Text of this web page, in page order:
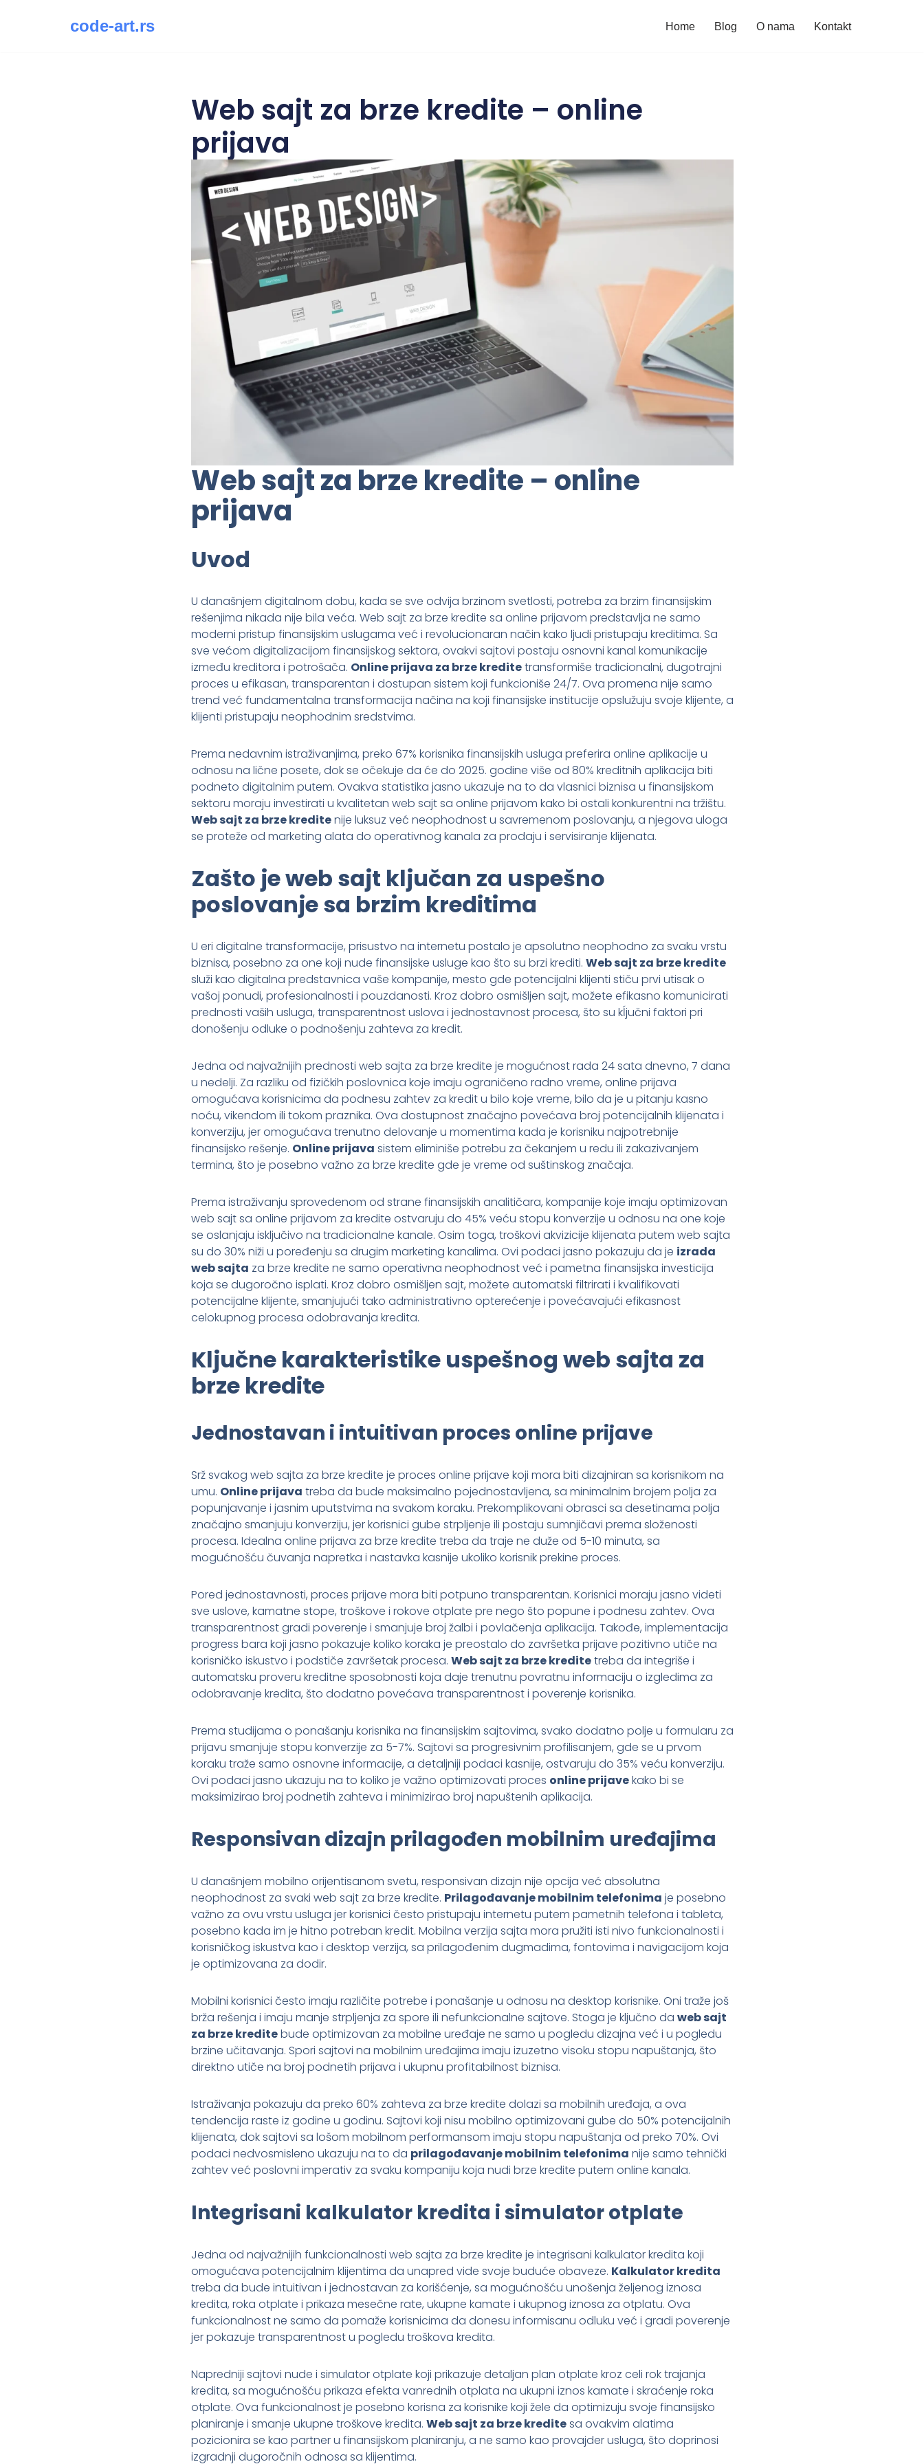
code-art.rs Home Blog O nama Kontakt
Web sajt za brze kredite – online
prijava
Web sajt za brze kredite – online
prijava
Uvod
U današnjem digitalnom dobu, kada se sve odvija brzinom svetlosti, potreba za brzim finansijskim
rešenjima nikada nije bila veća. Web sajt za brze kredite sa online prijavom predstavlja ne samo
moderni pristup finansijskim uslugama već i revolucionaran način kako ljudi pristupaju kreditima. Sa
sve većom digitalizacijom finansijskog sektora, ovakvi sajtovi postaju osnovni kanal komunikacije
između kreditora i potrošača. Online prijava za brze kreditetransformiše tradicionalni, dugotrajni
proces u efikasan, transparentan i dostupan sistem koji funkcioniše 24/7. Ova promena nije samo
trend već fundamentalna transformacija načina na koji finansijske institucije opslužuju svoje klijente, a
klijenti pristupaju neophodnim sredstvima.
Prema nedavnim istraživanjima, preko 67% korisnika finansijskih usluga preferira online aplikacije u
odnosu na lične posete, dok se očekuje da će do 2025. godine više od 80% kreditnih aplikacija biti
podneto digitalnim putem. Ovakva statistika jasno ukazuje na to da vlasnici biznisa u finansijskom
sektoru moraju investirati u kvalitetan web sajt sa online prijavom kako bi ostali konkurentni na tržištu.
Web sajt za brze kreditenije luksuz već neophodnost u savremenom poslovanju, a njegova uloga
se proteže od marketing alata do operativnog kanala za prodaju i servisiranje klijenata.
Zašto je web sajt ključan za uspešno
poslovanje sa brzim kreditima
U eri digitalne transformacije, prisustvo na internetu postalo je apsolutno neophodno za svaku vrstu
biznisa, posebno za one koji nude finansijske usluge kao što su brzi krediti. Web sajt za brze kredite
služi kao digitalna predstavnica vaše kompanije, mesto gde potencijalni klijenti stiču prvi utisak o
vašoj ponudi, profesionalnosti i pouzdanosti. Kroz dobro osmišljen sajt, možete efikasno komunicirati
prednosti vaših usluga, transparentnost uslova i jednostavnost procesa, što su kĺjučni faktori pri
donošenju odluke o podnošenju zahteva za kredit.
Jedna od najvažnijih prednosti web sajta za brze kredite je mogućnost rada 24 sata dnevno, 7 dana
u nedelji. Za razliku od fizičkih poslovnica koje imaju ograničeno radno vreme, online prijava
omogućava korisnicima da podnesu zahtev za kredit u bilo koje vreme, bilo da je u pitanju kasno
noću, vikendom ili tokom praznika. Ova dostupnost značajno povećava broj potencijalnih klijenata i
konverziju, jer omogućava trenutno delovanje u momentima kada je korisniku najpotrebnije
finansijsko rešenje. Online prijava sistem eliminiše potrebu za čekanjem u redu ili zakazivanjem
termina, što je posebno važno za brze kredite gde je vreme od suštinskog značaja.
Prema istraživanju sprovedenom od strane finansijskih analitičara, kompanije koje imaju optimizovan
web sajt sa online prijavom za kredite ostvaruju do 45% veću stopu konverzije u odnosu na one koje
se oslanjaju isključivo na tradicionalne kanale. Osim toga, troškovi akvizicije klijenata putem web sajta
su do 30% niži u poređenju sa drugim marketing kanalima. Ovi podaci jasno pokazuju da je izrada
web sajta za brze kredite ne samo operativna neophodnost već i pametna finansijska investicija
koja se dugoročno isplati. Kroz dobro osmišljen sajt, možete automatski filtrirati i kvalifikovati
potencijalne klijente, smanjujući tako administrativno opterećenje i povećavajući efikasnost
celokupnog procesa odobravanja kredita.
Ključne karakteristike uspešnog web sajta za
brze kredite
Jednostavan i intuitivan proces online prijave
Srž svakog web sajta za brze kredite je proces online prijave koji mora biti dizajniran sa korisnikom na
umu. Online prijava treba da bude maksimalno pojednostavljena, sa minimalnim brojem polja za
popunjavanje i jasnim uputstvima na svakom koraku. Prekomplikovani obrasci sa desetinama polja
značajno smanjuju konverziju, jer korisnici gube strpljenje ili postaju sumnjičavi prema složenosti
procesa. Idealna online prijava za brze kredite treba da traje ne duže od 5-10 minuta, sa
mogućnošću čuvanja napretka i nastavka kasnije ukoliko korisnik prekine proces.
Pored jednostavnosti, proces prijave mora biti potpuno transparentan. Korisnici moraju jasno videti
sve uslove, kamatne stope, troškove i rokove otplate pre nego što popune i podnesu zahtev. Ova
transparentnost gradi poverenje i smanjuje broj žalbi i povlačenja aplikacija. Takođe, implementacija
progress bara koji jasno pokazuje koliko koraka je preostalo do završetka prijave pozitivno utiče na
korisničko iskustvo i podstiče završetak procesa. Web sajt za brze kreditetreba da integriše i
automatsku proveru kreditne sposobnosti koja daje trenutnu povratnu informaciju o izgledima za
odobravanje kredita, što dodatno povećava transparentnost i poverenje korisnika.
Prema studijama o ponašanju korisnika na finansijskim sajtovima, svako dodatno polje u formularu za
prijavu smanjuje stopu konverzije za 5-7%. Sajtovi sa progresivnim profilisanjem, gde se u prvom
koraku traže samo osnovne informacije, a detaljniji podaci kasnije, ostvaruju do 35% veću konverziju.
Ovi podaci jasno ukazuju na to koliko je važno optimizovati proces online prijavekako bi se
maksimizirao broj podnetih zahteva i minimizirao broj napuštenih aplikacija.
Responsivan dizajn prilagođen mobilnim uređajima
U današnjem mobilno orijentisanom svetu, responsivan dizajn nije opcija već absolutna
neophodnost za svaki web sajt za brze kredite. Prilagođavanje mobilnim telefonima je posebno
važno za ovu vrstu usluga jer korisnici često pristupaju internetu putem pametnih telefona i tableta,
posebno kada im je hitno potreban kredit. Mobilna verzija sajta mora pružiti isti nivo funkcionalnosti i
korisničkog iskustva kao i desktop verzija, sa prilagođenim dugmadima, fontovima i navigacijom koja
je optimizovana za dodir.
Mobilni korisnici često imaju različite potrebe i ponašanje u odnosu na desktop korisnike. Oni traže još
brža rešenja i imaju manje strpljenja za spore ili nefunkcionalne sajtove. Stoga je ključno da web sajt
za brze kreditebude optimizovan za mobilne uređaje ne samo u pogledu dizajna već i u pogledu
brzine učitavanja. Spori sajtovi na mobilnim uređajima imaju izuzetno visoku stopu napuštanja, što
direktno utiče na broj podnetih prijava i ukupnu profitabilnost biznisa.
Istraživanja pokazuju da preko 60% zahteva za brze kredite dolazi sa mobilnih uređaja, a ova
tendencija raste iz godine u godinu. Sajtovi koji nisu mobilno optimizovani gube do 50% potencijalnih
klijenata, dok sajtovi sa lošom mobilnom performansom imaju stopu napuštanja od preko 70%. Ovi
podaci nedvosmisleno ukazuju na to da prilagođavanje mobilnim telefonima nije samo tehnički
zahtev već poslovni imperativ za svaku kompaniju koja nudi brze kredite putem online kanala.
Integrisani kalkulator kredita i simulator otplate
Jedna od najvažnijih funkcionalnosti web sajta za brze kredite je integrisani kalkulator kredita koji
omogućava potencijalnim klijentima da unapred vide svoje buduće obaveze. Kalkulator kredita
treba da bude intuitivan i jednostavan za korišćenje, sa mogućnošću unošenja željenog iznosa
kredita, roka otplate i prikaza mesečne rate, ukupne kamate i ukupnog iznosa za otplatu. Ova
funkcionalnost ne samo da pomaže korisnicima da donesu informisanu odluku već i gradi poverenje
jer pokazuje transparentnost u pogledu troškova kredita.
Napredniji sajtovi nude i simulator otplate koji prikazuje detaljan plan otplate kroz celi rok trajanja
kredita, sa mogućnošću prikaza efekta vanrednih otplata na ukupni iznos kamate i skraćenje roka
otplate. Ova funkcionalnost je posebno korisna za korisnike koji žele da optimizuju svoje finansijsko
planiranje i smanje ukupne troškove kredita. Web sajt za brze kreditesa ovakvim alatima
pozicionira se kao partner u finansijskom planiranju, a ne samo kao provajder usluga, što doprinosi
izgradnji dugoročnih odnosa sa klijentima.